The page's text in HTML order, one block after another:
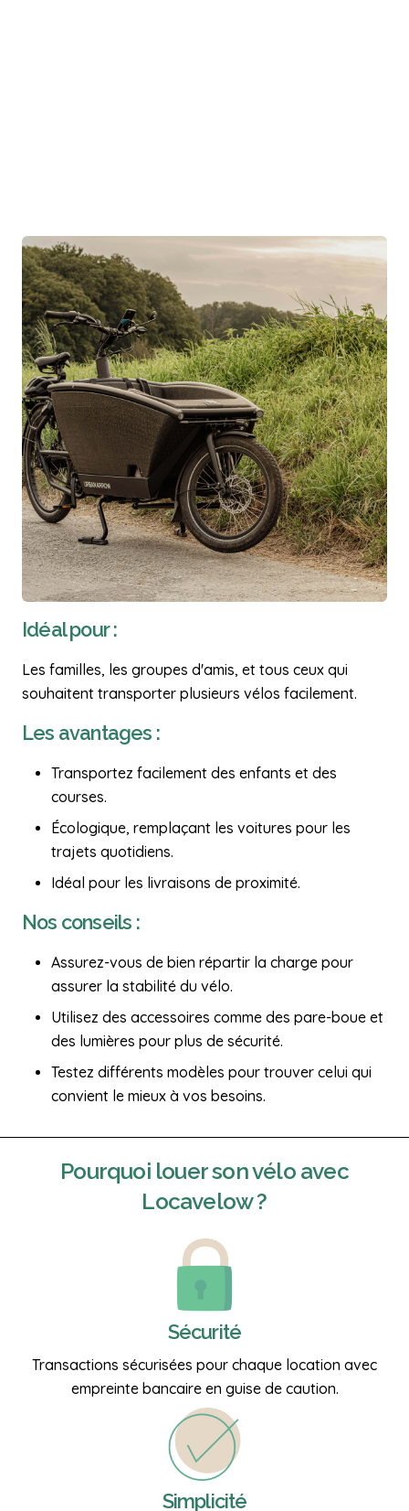
Idéal pour :
Les familles, les groupes d'amis, et tous ceux qui
souhaitent transporter plusieurs vélos facilement.
Les avantages :
Transportez facilement des enfants et des
courses.
Écologique, remplaçant les voitures pour les
trajets quotidiens.
Idéal pour les livraisons de proximité.
Nos conseils :
Assurez-vous de bien répartir la charge pour
assurer la stabilité du vélo.
Utilisez des accessoires comme des pare-boue et
des lumières pour plus de sécurité.
Testez différents modèles pour trouver celui qui
convient le mieux à vos besoins.
Pourquoi louer son véloavec
Locavelow ?
Sécurité
Transactions sécurisées pour chaque location avec
empreinte bancaire en guise de caution.
Simplicité